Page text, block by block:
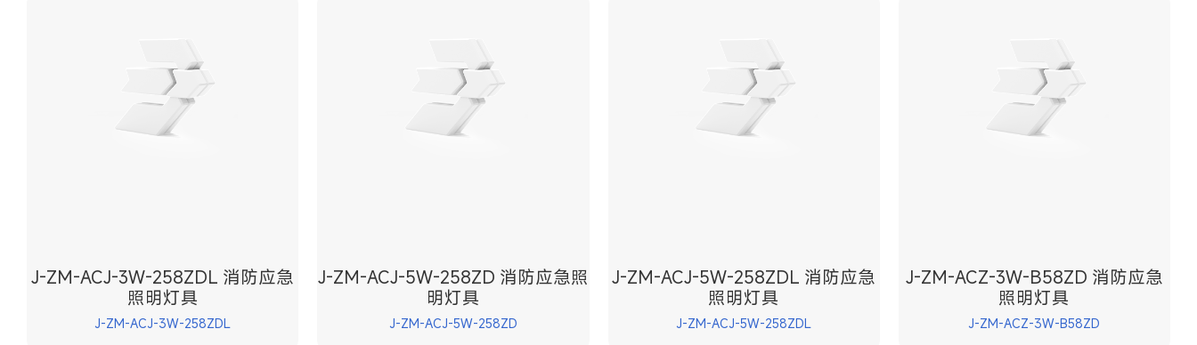
J-ZM-ACJ-3W-258ZDL 消防应急
照明灯具
J-ZM-ACJ-3W-258ZDL
J-ZM-ACJ-5W-258ZD 消防应急照
明灯具
J-ZM-ACJ-5W-258ZD
J-ZM-ACJ-5W-258ZDL 消防应急
照明灯具
J-ZM-ACJ-5W-258ZDL
J-ZM-ACZ-3W-B58ZD 消防应急
照明灯具
J-ZM-ACZ-3W-B58ZD